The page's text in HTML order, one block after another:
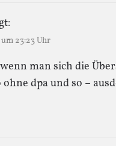
23:23 Uhr
man sich die
ohne dpa und so –